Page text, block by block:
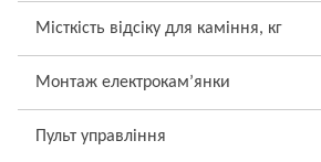
Місткість відсіку для каміння, кг
Монтаж електрокам’янки
Пульт управління